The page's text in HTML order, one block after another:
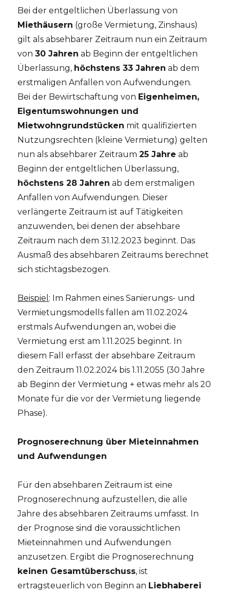
Bei der entgeltlichen Überlassung von
Miethäusern (große Vermietung, Zinshaus)
gilt als absehbarer Zeitraum nun ein Zeitraum
von30 Jahren ab Beginn der entgeltlichen
Überlassung, höchstens 33 Jahren ab dem
erstmaligen Anfallen von Aufwendungen.
Bei der Bewirtschaftung von Eigenheimen,
Eigentumswohnungen und
Mietwohngrundstücken mit qualifizierten
Nutzungsrechten (kleine Vermietung) gelten
nun als absehbarer Zeitraum25 Jahre ab
Beginn der entgeltlichen Überlassung,
höchstens 28 Jahren ab dem erstmaligen
Anfallen von Aufwendungen. Dieser
verlängerte Zeitraum ist auf Tätigkeiten
anzuwenden, bei denen der absehbare
Zeitraum nach dem 31.12.2023 beginnt. Das
Ausmaß des absehbaren Zeitraums berechnet
sich stichtagsbezogen.
Beispiel : Im Rahmen eines Sanierungs- und
Vermietungsmodells fallen am 11.02.2024
erstmals Aufwendungen an, wobei die
Vermietung erst am 1.11.2025 beginnt. In
diesem Fall erfasst der absehbare Zeitraum
den Zeitraum 11.02.2024 bis 1.11.2055 (30 Jahre
ab Beginn der Vermietung + etwas mehr als 20
Monate für die vor der Vermietung liegende
Phase).
Prognoserechnung über Mieteinnahmen
und Aufwendungen
Für den absehbaren Zeitraum ist eine
Prognoserechnung aufzustellen, die alle
Jahre des absehbaren Zeitraums umfasst. In
der Prognose sind die voraussichtlichen
Mieteinnahmen und Aufwendungen
anzusetzen. Ergibt die Prognoserechnung
keinen Gesamtüberschuss, ist
ertragsteuerlich von Beginn an Liebhaberei